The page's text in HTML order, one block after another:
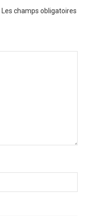
Les champs obligatoires